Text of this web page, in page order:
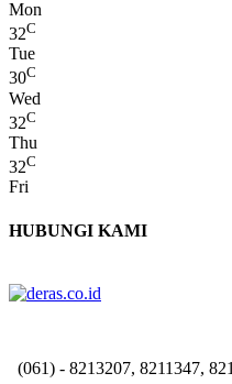
Mon
32C
Tue
30C
Wed
32C
Thu
32C
Fri
HUBUNGI KAMI
(061) - 8213207, 8211347,